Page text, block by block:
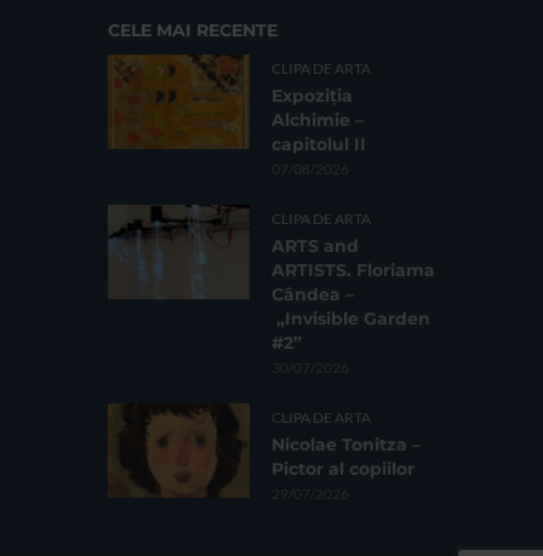
CELE MAI RECENTE
CLIPA DE ARTA
Expoziția
Alchimie –
capitolul II
07/08/2026
CLIPA DE ARTA
ARTS and
ARTISTS. Floriama
Cândea –
„Invisible Garden
#2”
30/07/2026
CLIPA DE ARTA
Nicolae Tonitza –
Pictor al copiilor
29/07/2026